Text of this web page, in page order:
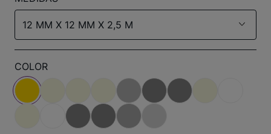
12 MM X 12 MM X 2,5 M
COLOR